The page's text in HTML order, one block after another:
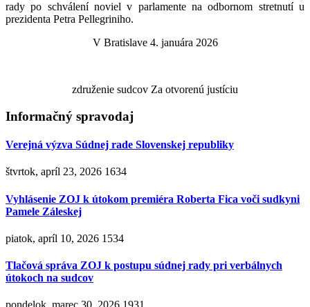
rady po schválení noviel v parlamente na odbornom stretnutí u
prezidenta Petra Pellegriniho.
V Bratislave 4. januára 2026
združenie sudcov Za otvorenú justíciu
Informačný spravodaj
Verejná výzva Súdnej rade Slovenskej republiky
štvrtok, apríl 23, 2026 1634
Vyhlásenie ZOJ k útokom premiéra Roberta Fica voči sudkyni
Pamele Záleskej
piatok, apríl 10, 2026 1534
Tlačová správa ZOJ k postupu súdnej rady pri verbálnych
útokoch na sudcov